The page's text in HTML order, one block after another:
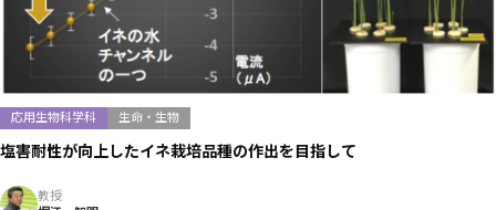
応用生物科学科 生命・生物
塩害耐性が向上したイネ栽培品種の作出を目指して
教授